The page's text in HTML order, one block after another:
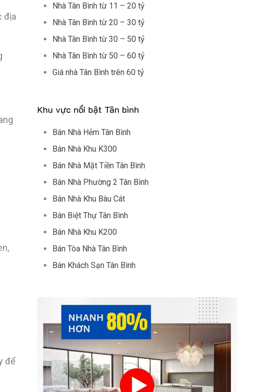
địa
để
Nhà Tân Bình từ 11 – 20 tỷ
Nhà Tân Bình từ 20 – 30 tỷ
Nhà Tân Bình từ 30 – 50 tỷ
Nhà Tân Bình từ 50 – 60 tỷ
Giá nhà Tân Bình trên 60 tỷ
Khu vực nổi bật Tân bình
Bán Nhà Hẻm Tân Bình
Bán Nhà Khu K300
Bán Nhà Mặt Tiền Tân Bình
Bán Nhà Phường 2 Tân Bình
Bán Nhà Khu Bàu Cát
Bán Biệt Thự Tân Bình
Bán Nhà Khu K200
Bán Tòa Nhà Tân Bình
Bán Khách Sạn Tân Bình